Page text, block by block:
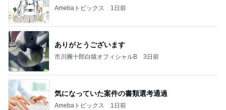
Amebaトピックス 1日前
ありがとうございます
市川團十郎白猿オフィシャルB 3日前
気になっていた案件の書類選考通過
Amebaトピックス 1日前